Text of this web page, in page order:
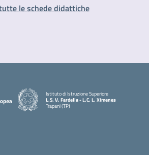
le schede didattiche
Istituto di Istruzione Superiore
L.S. V. Fardella - L.C. L. Ximenes
Trapani (TP)